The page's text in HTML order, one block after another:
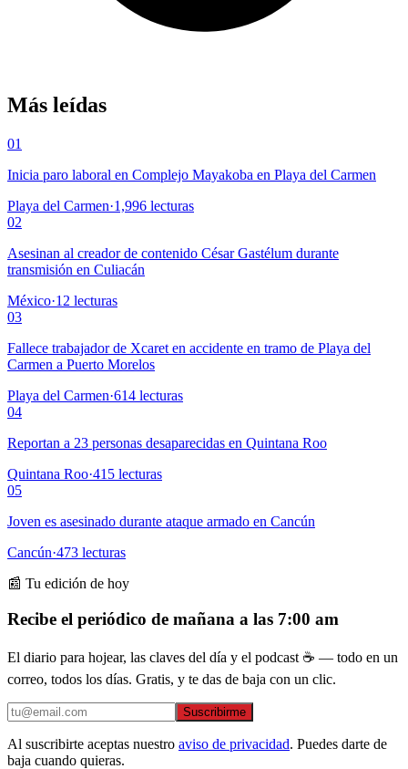
Más leídas
01
Inicia paro laboral en Complejo Mayakoba en Playa del Carmen
Playa del Carmen·1,996 lecturas
02
Asesinan al creador de contenido César Gastélum durante
transmisión en Culiacán
México·12 lecturas
03
Fallece trabajador de Xcaret en accidente en tramo de Playa del
Carmen a Puerto Morelos
Playa del Carmen·614 lecturas
04
Reportan a 23 personas desaparecidas en Quintana Roo
Quintana Roo·415 lecturas
05
Joven es asesinado durante ataque armado en Cancún
Cancún·473 lecturas
📰 Tu edición de hoy
Recibe el periódico de mañana a las 7:00 am
El diario para hojear, las claves del día y el podcast ☕ — todo en un
correo, todos los días. Gratis, y te das de baja con un clic.
Suscribirme
Al suscribirte aceptas nuestro aviso de privacidad. Puedes darte de
baja cuando quieras.